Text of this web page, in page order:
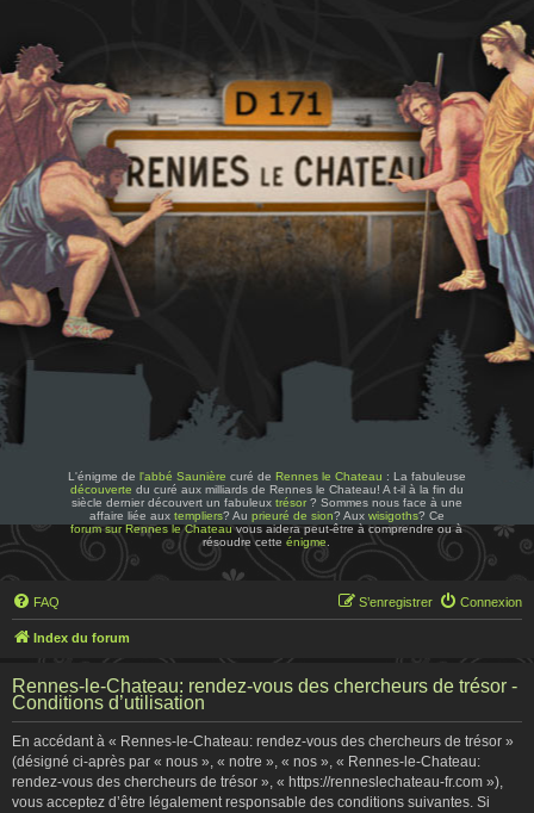
L'énigme de l'abbé Saunière curé de Rennes le Chateau : La fabuleuse
découverte du curé aux milliards de Rennes le Chateau! A t-il à la fin du
siècle dernier découvert un fabuleux trésor? Sommes nous face à une
affaire liée aux templiers? Au prieuré de sion? Aux wisigoths? Ce
forum sur Rennes le Chateauvous aidera peut-être à comprendre ou à
résoudre cetteénigme
FAQ Connexion
S’enregistrer
Index du forum
Rennes-le-Chateau: rendez-vous des chercheurs de trésor -
Conditions d’utilisation
En accédant à « Rennes-le-Chateau: rendez-vous des chercheurs de trésor »
(désigné ci-après par « nous », « notre », « nos », « Rennes-le-Chateau:
rendez-vous des chercheurs de trésor », « https://renneslechateau-fr.com »),
vous acceptez d’être légalement responsable des conditions suivantes. Si